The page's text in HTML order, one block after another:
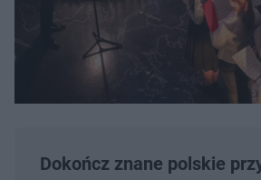
Dokończ znane polskie